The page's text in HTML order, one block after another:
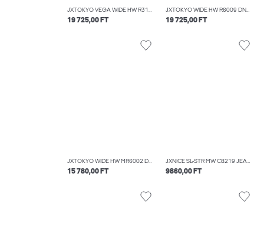
JXTOKYO VEGA WIDE HW R317 DNM SN
19 725,00 FT
JXTOKYO WIDE HW R6009 DNM NOOS
19 725,00 FT
JXTOKYO WIDE HW MR6002 DNM NOOS
15 780,00 FT
JXNICE SL-STR MW C8219 JEANS DNM NOOS
9860,00 FT